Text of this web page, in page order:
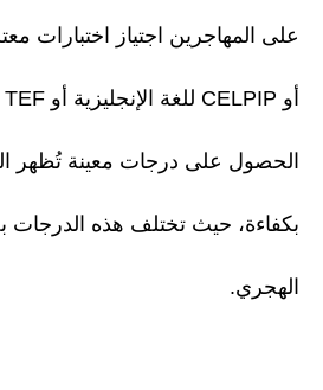
الحصول على درجات معينة تُظهر
بكفاءة، حيث تختلف هذه الدرجات
الهجري.